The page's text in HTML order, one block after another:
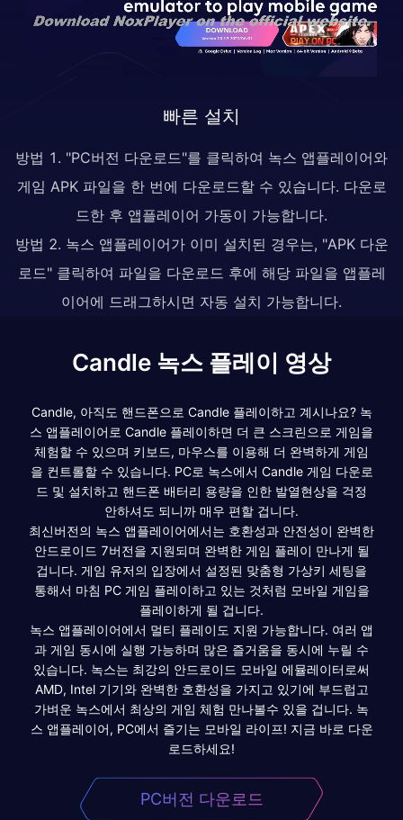
빠른 설치
방법 1. "PC버전 다운로드"를 클릭하여 녹스 앱플레이어와
게임 APK 파일을 한 번에 다운로드할 수 있습니다. 다운로
드한 후 앱플레이어 가동이 가능합니다.
방법 2. 녹스 앱플레이어가 이미 설치된 경우는, "APK 다운
로드" 클릭하여 파일을 다운로드 후에 해당 파일을 앱플레
이어에 드래그하시면 자동 설치 가능합니다.
Candle 녹스 플레이 영상
Candle, 아직도 핸드폰으로 Candle 플레이하고 계시나요? 녹
스 앱플레이어로 Candle 플레이하면 더 큰 스크린으로 게임을
체험할 수 있으며 키보드, 마우스를 이용해 더 완벽하게 게임
을 컨트롤할 수 있습니다. PC로 녹스에서 Candle 게임 다운로
드 및 설치하고 핸드폰 배터리 용량을 인한 발열현상을 걱정
안하셔도 되니까 매우 편할 겁니다.
최신버전의 녹스 앱플레이어에서는 호환성과 안전성이 완벽한
안드로이드 7버전을 지원되며 완벽한 게임 플레이 만나게 될
겁니다. 게임 유저의 입장에서 설정된 맞춤형 가상키 세팅을
통해서 마침 PC 게임 플레이하고 있는 것처럼 모바일 게임을
플레이하게 될 겁니다.
녹스 앱플레이어에서 멀티 플레이도 지원 가능합니다. 여러 앱
과 게임 동시에 실행 가능하며 많은 즐거움을 동시에 누릴 수
있습니다. 녹스는 최강의 안드로이드 모바일 에뮬레이터로써
AMD, Intel 기기와 완벽한 호환성을 가지고 있기에 부드럽고
가벼운 녹스에서 최상의 게임 체험 만나볼수 있을 겁니다. 녹
스 앱플레이어, PC에서 즐기는 모바일 라이프! 지금 바로 다운
로드하세요!
PC버전 다운로드